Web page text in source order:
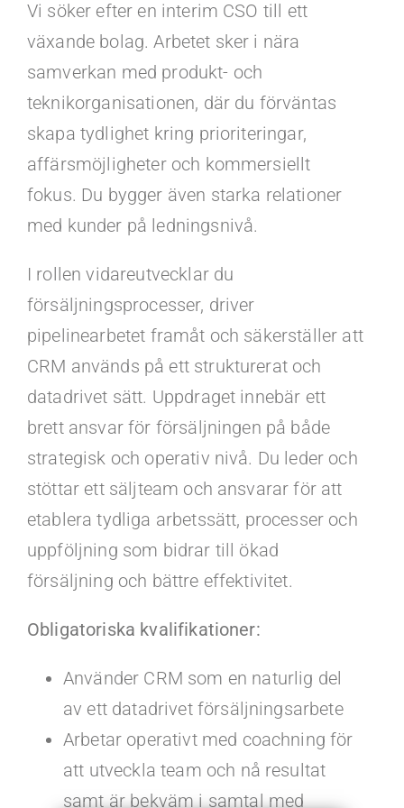
Faq
Portal
Vi söker efter en interim CSO till ett
växande bolag. Arbetet sker i nära
samverkan med produkt- och
teknikorganisationen, där du förväntas
skapa tydlighet kring prioriteringar,
affärsmöjligheter och kommersiellt
fokus. Du bygger även starka relationer
med kunder på ledningsnivå.
I rollen vidareutvecklar du
försäljningsprocesser, driver
pipelinearbetet framåt och säkerställer att
CRM används på ett strukturerat och
datadrivet sätt. Uppdraget innebär ett
brett ansvar för försäljningen på både
strategisk och operativ nivå. Du leder och
stöttar ett säljteam och ansvarar för att
etablera tydliga arbetssätt, processer och
uppföljning som bidrar till ökad
försäljning och bättre effektivitet.
Obligatoriska kvalifikationer:
Använder CRM som en naturlig del
av ett datadrivet försäljningsarbete
Arbetar operativt med coachning för
att utveckla team och nå resultat
samt är bekväm i samtal med